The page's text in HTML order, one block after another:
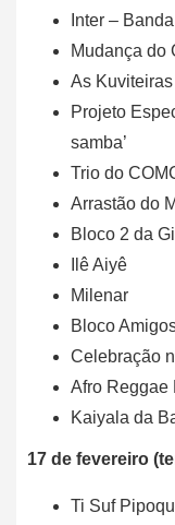
Inter –
Mudança do
As Kuviteiras
Projeto
samba’
Trio do
Arrastão do
Bloco 2 da
Ilê Aiyê
Milenar
Bloco
Celebração
Afro Reggae
Kaiyala da
17 de fevereiro
Ti Suf